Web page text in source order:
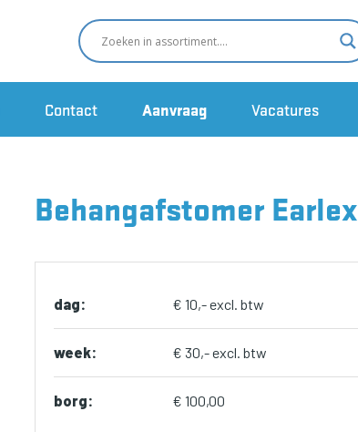
Contact Aanvraag Vacatures
Behangafstomer Earlex
dag: € 10,- excl. btw
week: € 30,- excl. btw
borg: € 100,00